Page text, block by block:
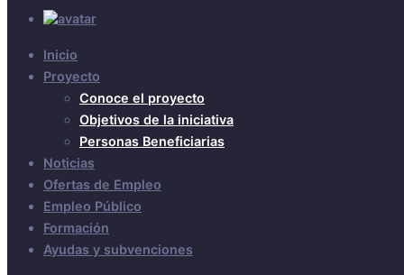
Inicio
Proyecto
Conoce el proyecto
Objetivos de la iniciativa
Personas Beneficiarias
Noticias
Ofertas de Empleo
Empleo Público
Formación
Ayudas y subvenciones